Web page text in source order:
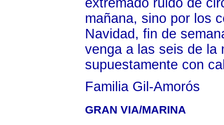
mañana, sino por los
Navidad, fin de
venga a las seis de la
supuestamente con
Familia Gil-Amorós
GRAN VIA/MARINA